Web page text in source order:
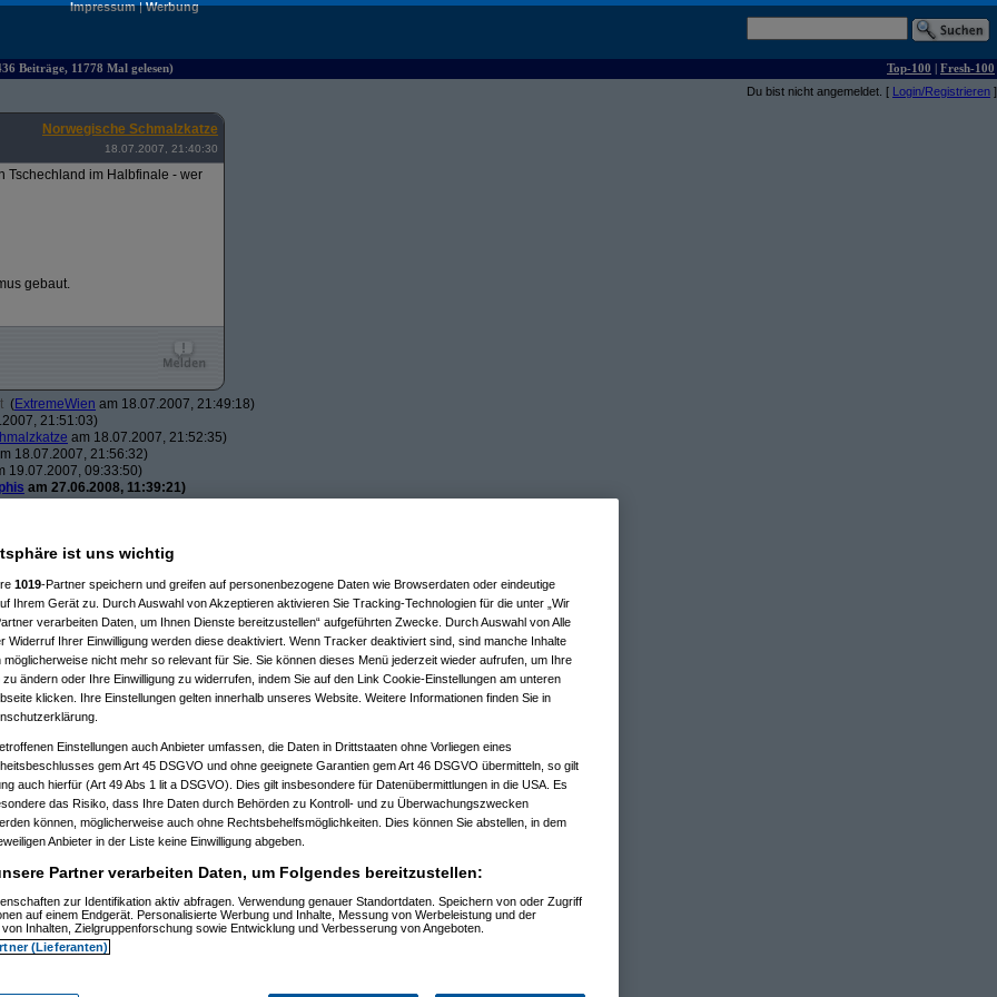
Impressum|Werbung
Beiträge, 11778 Mal gelesen) Top-100 | Fresh-100
Du bist nicht angemeldet. [ Login/Registrieren ]
Norwegische Schmalzkatze
18.07.2007, 21:40:30
Tschechland im Halbfinale - wer
gebaut.
(ExtremeWien am 18.07.2007, 21:49:18)
21:51:03)
am 18.07.2007, 21:52:35)
18.07.2007, 21:56:32)
19.07.2007, 09:33:50)
am 27.06.2008, 11:39:21)
22:15:27)
18.07.2007, 22:15:59)
am 18.07.2007, 22:16:19)
am 18.07.2007, 22:18:21)
am 18.07.2007, 22:18:55)
am 03.08.2007, 20:18:09)
22:30:41)
22:57:34)
22:42:43)
22:44:26)
am 18.07.2007, 22:46:29)
18.07.2007, 22:49:32)
am 18.07.2007, 22:51:44)
am 18.07.2007, 22:57:37)
Brummselam 20.07.2007, 08:42:54)
(Mike(AUT) am 21.07.2007, 10:40:53)
(Mike(AUT)am 22.07.2007, 20:13:01)
am 18.07.2007, 22:55:16)
am 18.07.2007, 22:58:10)
am 18.07.2007, 22:59:57)
ist uns wichtig
1019-Partner speichern und greifen auf personenbezogene Daten wie Browserdaten oder eindeutige
Ihrem Gerät zu. Durch Auswahl von Akzeptieren aktivieren Sie Tracking-Technologien für die unter „Wir
verarbeiten Daten, um Ihnen Dienste bereitzustellen“ aufgeführten Zwecke. Durch Auswahl von Alle
Widerruf Ihrer Einwilligung werden diese deaktiviert. Wenn Tracker deaktiviert sind, sind manche Inhalte
möglicherweise nicht mehr so relevant für Sie. Sie können dieses Menü jederzeit wieder aufrufen, um Ihre
zu ändern oder Ihre Einwilligung zu widerrufen, indem Sie auf den Link Cookie-Einstellungen am unteren
klicken. Ihre Einstellungen gelten innerhalb unseres Website. Weitere Informationen finden Sie in
Einstellungen auch Anbieter umfassen, die Daten in Drittstaaten ohne Vorliegen eines
gem Art 45 DSGVO und ohne geeignete Garantien gem Art 46 DSGVO übermitteln, so gilt
auch hierfür (Art 49 Abs 1 lit a DSGVO). Dies gilt insbesondere für Datenübermittlungen in die USA. Es
das Risiko, dass Ihre Daten durch Behörden zu Kontroll- und zu Überwachungszwecken
können, möglicherweise auch ohne Rechtsbehelfsmöglichkeiten. Dies können Sie abstellen, in dem
Anbieter in der Liste keine Einwilligung abgeben.
Partner verarbeiten Daten, um Folgendes bereitzustellen:
zur Identifikation aktiv abfragen. Verwendung genauer Standortdaten. Speichern von oder Zugriff
auf einem Endgerät. Personalisierte Werbung und Inhalte, Messung von Werbeleistung und der
Inhalten, Zielgruppenforschung sowie Entwicklung und Verbesserung von Angeboten.
(Lieferanten)